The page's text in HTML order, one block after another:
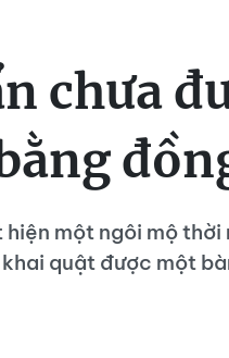
chưa
hiện một ngôi mộ
quật được một